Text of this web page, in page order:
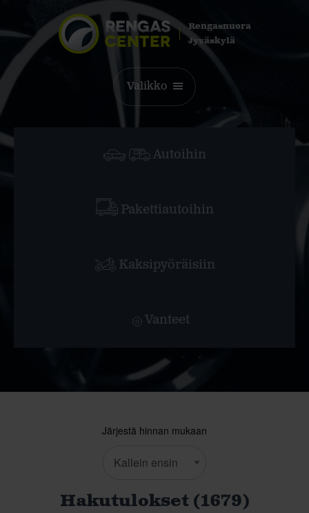
Rengasnuora
Jyväskylä
Valikko
Autoihin
Pakettiautoihin
Kaksipyöräisiin
Vanteet
Järjestä hinnan mukaan
Hakutulokset (1679)